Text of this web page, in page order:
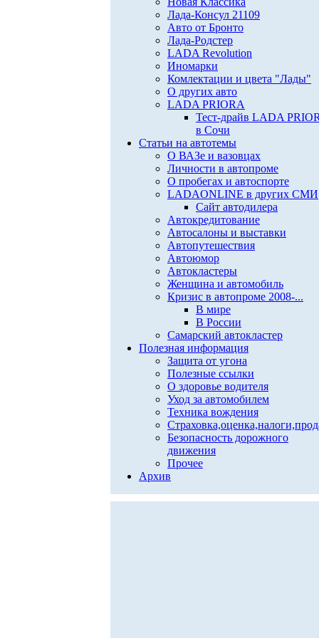
Лада-Консул 21109
Авто от Бронто
Лада-Родстер
LADA Revolution
Иномарки
Комлектации и цвета "Лады"
О других авто
LADA PRIORA
Тест-драйв LADA
в Сочи
Статьи на автотемы
О ВАЗе и вазовцах
Личности в автопроме
О пробегах и автоспорте
LADAONLINE в других СМИ
Сайт автодилера
Автокредитование
Автосалоны и выставки
Автопутешествия
Автоюмор
Автокластеры
Женщина и автомобиль
Кризис в автопроме 2008-...
В мире
В России
Самарский автокластер
Полезная информация
Защита от угона
Полезные ссылки
О здоровье водителя
Уход за автомобилем
Техника вождения
Безопасность дорожного
движения
Прочее
Архив